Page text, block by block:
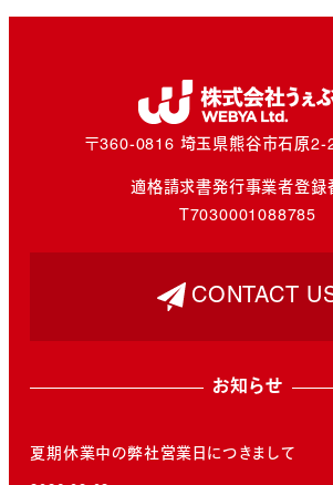
〒360-0816 埼玉県熊谷市石原2-
適格請求書発行事業者登録
T7030001088785
CONTACT
お知らせ
夏期休業中の弊社営業日につきまして